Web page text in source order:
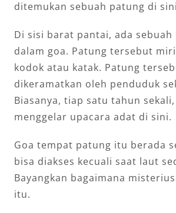
ditemukan sebuah patung di
Di sisi barat pantai, ada sebuah
dalam goa. Patung tersebut
kodok atau katak. Patung
dikeramatkan oleh penduduk
Biasanya, tiap satu tahun
menggelar upacara adat di sini.
Goa tempat patung itu berada
bisa diakses kecuali saat laut
Bayangkan bagaimana
itu.